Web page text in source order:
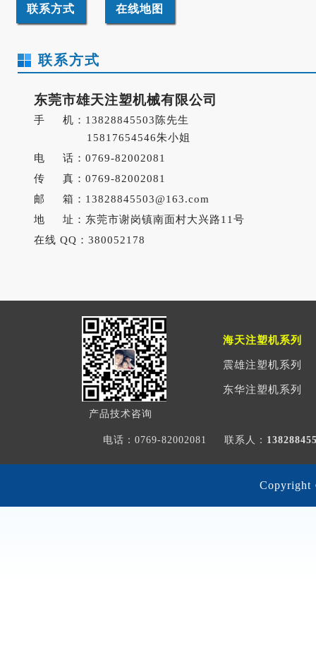
联系方式 在线地图
联系方式
东莞市雄天注塑机械有限公司
手 机：13828845503陈先生
15817654546朱小姐
电 话：0769-82002081
传 真：0769-82002081
邮 箱：13828845503@163.com
地 址：东莞市谢岗镇南面村大兴路11号
在线 QQ：380052178
产品技术咨询
海天注塑机系列
震雄注塑机系列
东华注塑机系列
电话：0769-82002081 联系人：
Copyright